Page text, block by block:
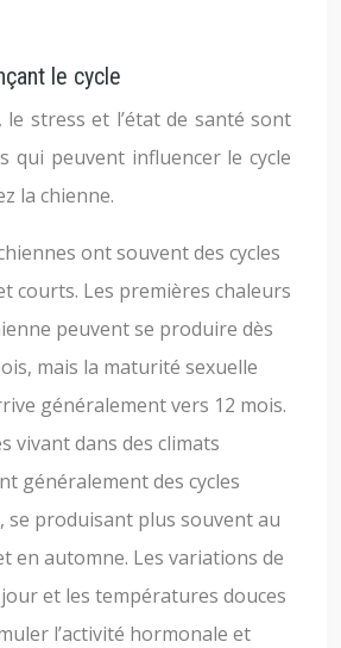
le cycle
le stress et l’état de santé sont
qui peuvent influencer le cycle
la chienne.
ont souvent des cycles
courts. Les premières chaleurs
peuvent se produire dès
mais la maturité sexuelle
généralement vers 12 mois.
vivant dans des climats
généralement des cycles
se produisant plus souvent au
en automne. Les variations de
et les températures douces
l’activité hormonale et